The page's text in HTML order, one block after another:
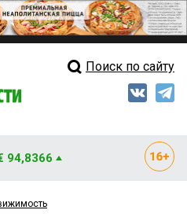
Свежий выпуск
Мнения
Поиск по сайту
94,8366